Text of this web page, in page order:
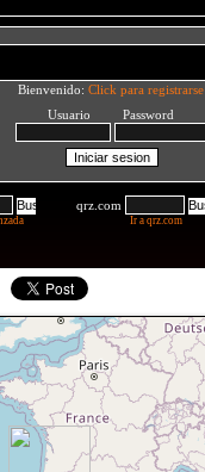
Bienvenido: Click para registrarse
Usuario Password
qrz.com
Ir a qrz.com